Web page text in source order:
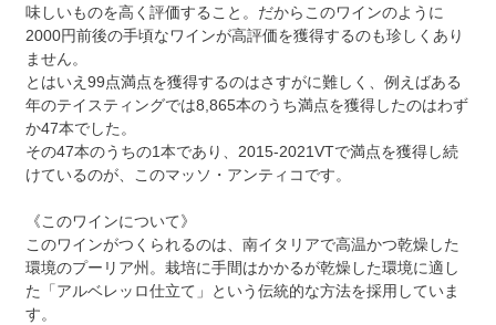
味しいものを高く評価すること。だからこのワインのように
2000円前後の手頃なワインが高評価を獲得するのも珍しくあり
ません。
とはいえ99点満点を獲得するのはさすがに難しく、例えばある
年のテイスティングでは8,865本のうち満点を獲得したのはわず
か47本でした。
その47本のうちの1本であり、2015-2021VTで満点を獲得し続
けているのが、このマッソ・アンティコです。
《このワインについて》
このワインがつくられるのは、南イタリアで高温かつ乾燥した
環境のプーリア州。栽培に手間はかかるが乾燥した環境に適し
た「アルベレッロ仕立て」という伝統的な方法を採用していま
す。